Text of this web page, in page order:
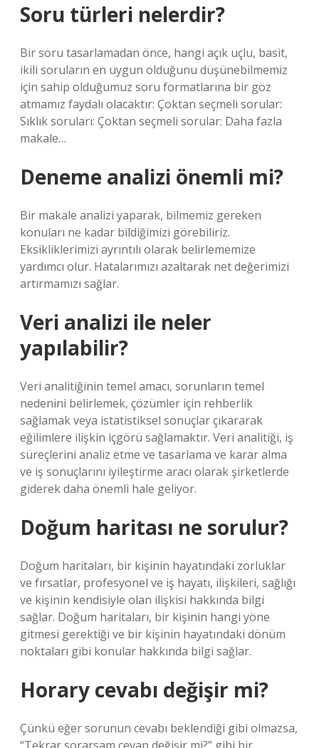
Soru türleri nelerdir?
Bir soru tasarlamadan önce, hangi açık uçlu, basit,
ikili soruların en uygun olduğunu düşünebilmemiz
için sahip olduğumuz soru formatlarına bir göz
atmamız faydalı olacaktır: Çoktan seçmeli sorular:
Sıklık soruları: Çoktan seçmeli sorular: Daha fazla
makale…
Deneme analizi önemli mi?
Bir makale analizi yaparak, bilmemiz gereken
konuları ne kadar bildiğimizi görebiliriz.
Eksikliklerimizi ayrıntılı olarak belirlememize
yardımcı olur. Hatalarımızı azaltarak net değerimizi
artırmamızı sağlar.
Veri analizi ile neler
yapılabilir?
Veri analitiğinin temel amacı, sorunların temel
nedenini belirlemek, çözümler için rehberlik
sağlamak veya istatistiksel sonuçlar çıkararak
eğilimlere ilişkin içgörü sağlamaktır. Veri analitiği, iş
süreçlerini analiz etme ve tasarlama ve karar alma
ve iş sonuçlarını iyileştirme aracı olarak şirketlerde
giderek daha önemli hale geliyor.
Doğum haritası ne sorulur?
Doğum haritaları, bir kişinin hayatındaki zorluklar
ve fırsatlar, profesyonel ve iş hayatı, ilişkileri, sağlığı
ve kişinin kendisiyle olan ilişkisi hakkında bilgi
sağlar. Doğum haritaları, bir kişinin hangi yöne
gitmesi gerektiği ve bir kişinin hayatındaki dönüm
noktaları gibi konular hakkında bilgi sağlar.
Horary cevabı değişir mi?
Çünkü eğer sorunun cevabı beklendiği gibi olmazsa,